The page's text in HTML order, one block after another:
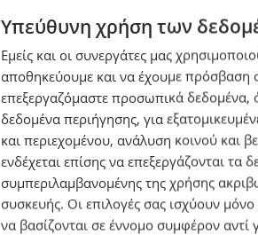
Υπεύθυνη χρήση των
Εμείς και οι συνεργάτες μας
αποθηκεύουμε και να έχουμε πρόσβαση
επεξεργαζόμαστε προσωπικά δεδομένα,
δεδομένα περιήγησης, για
και περιεχομένου, ανάλυση κοινού και
ενδέχεται επίσης να επεξεργάζονται τα
συμπεριλαμβανομένης της χρήσης
συσκευής. Οι επιλογές σας ισχύουν
να βασίζονται σε έννομο συμφέρον αντί